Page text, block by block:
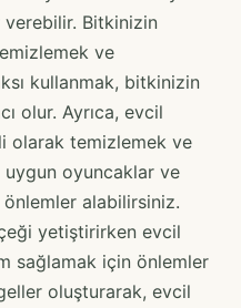
verebilir. Bitkinizin
ve
kullanmak, bitkinizin
olur. Ayrıca, evcil
olarak temizlemek ve
uygun oyuncaklar ve
alabilirsiniz.
yetiştirirken evcil
sağlamak için önlemler
oluşturarak, evcil